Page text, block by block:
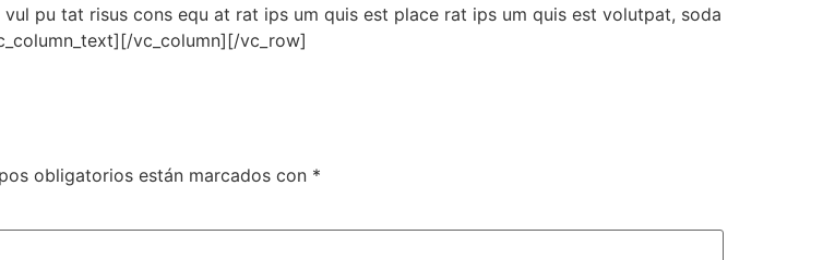
pu tat risus cons equ at rat ips um quis est place rat ips um quis est volutpat, soda
vc_column][/vc_row]
obligatorios están marcados con *